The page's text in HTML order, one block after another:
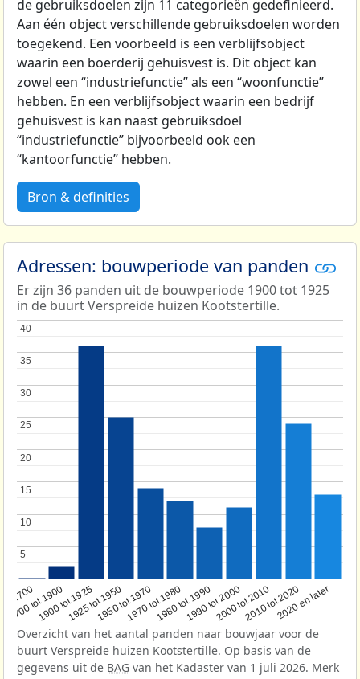
de gebruiksdoelen zijn 11 categorieën gedefinieerd.
Aan één object verschillende gebruiksdoelen worden
toegekend. Een voorbeeld is een verblijfsobject
waarin een boerderij gehuisvest is. Dit object kan
zowel een “industriefunctie” als een “woonfunctie”
hebben. En een verblijfsobject waarin een bedrijf
gehuisvest is kan naast gebruiksdoel
“industriefunctie” bijvoorbeeld ook een
“kantoorfunctie” hebben.
Bron & definities
Adressen: bouwperiode van panden
Er zijn 36 panden uit de bouwperiode 1900 tot 1925
in de buurt Verspreide huizen Kootstertille.
1700
1700 tot 1900
1900 tot 19251925 tot 19501950 tot 19701970 tot 19801980 tot 19901990 tot 20002000 tot 20102010 tot 20202020 en later
5
5
10
10
15
15
20
20
25
25
30
30
35
35
40
40
Overzicht van het aantal panden naar bouwjaar voor de
buurt Verspreide huizen Kootstertille. Op basis van de
gegevens uit de BAG van het Kadaster van 1 juli 2026. Merk